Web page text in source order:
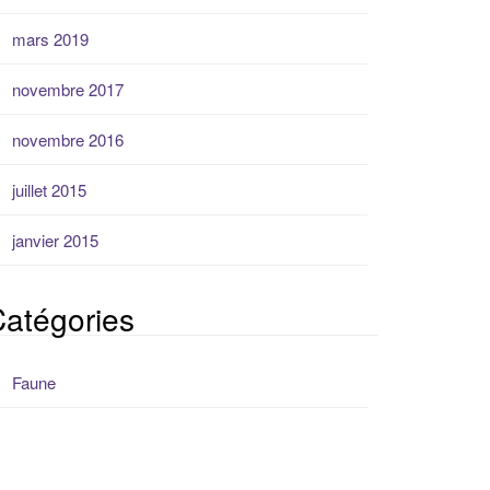
mars 2019
novembre 2017
novembre 2016
juillet 2015
janvier 2015
Faune